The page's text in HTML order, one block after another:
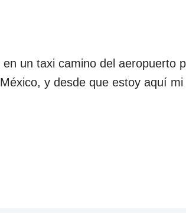
un taxi camino del aeropuerto
y desde que estoy aquí